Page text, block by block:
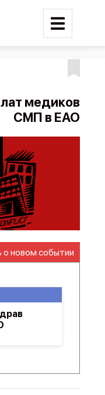
медиков
СМП в ЕАО
новом событии